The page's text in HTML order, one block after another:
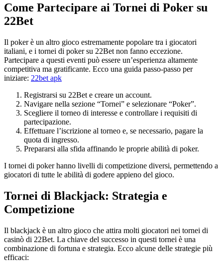
Come Partecipare ai Tornei di Poker su
22Bet
Il poker è un altro gioco estremamente popolare tra i giocatori
italiani, e i tornei di poker su 22Bet non fanno eccezione.
Partecipare a questi eventi può essere un’esperienza altamente
competitiva ma gratificante. Ecco una guida passo-passo per
iniziare: 22bet apk
Registrarsi su 22Bet e creare un account.
Navigare nella sezione “Tornei” e selezionare “Poker”.
Scegliere il torneo di interesse e controllare i requisiti di
partecipazione.
Effettuare l’iscrizione al torneo e, se necessario, pagare la
quota di ingresso.
Prepararsi alla sfida affinando le proprie abilità di poker.
I tornei di poker hanno livelli di competizione diversi, permettendo a
giocatori di tutte le abilità di godere appieno del gioco.
Tornei di Blackjack: Strategia e
Competizione
Il blackjack è un altro gioco che attira molti giocatori nei tornei di
casinò di 22Bet. La chiave del successo in questi tornei è una
combinazione di fortuna e strategia. Ecco alcune delle strategie più
efficaci: